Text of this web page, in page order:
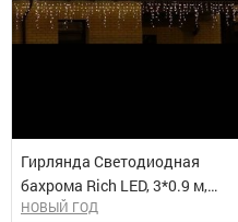
Гирлянда Светодиодная
бахрома Rich LED, 3*0.9 м,
теплая белая, мерцающая,
НОВЫЙ ГОД